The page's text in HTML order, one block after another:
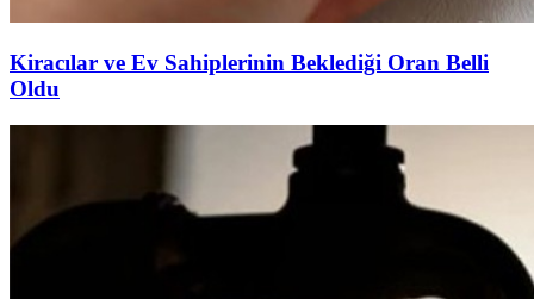
Kiracılar ve Ev Sahiplerinin Beklediği Oran Belli
Oldu